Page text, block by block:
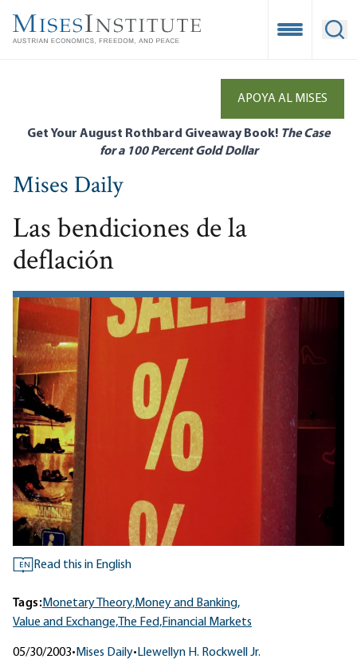
main
Open
APOYA AL MISES
Get Your August Rothbard Giveaway Book! The Case
for a 100 Percent Gold Dollar
Mises Daily
Las bendiciones de la
deflación
EN Read this in English
Tags:Monetary Theory,Money and Banking,
Value and Exchange, The Fed,Financial Markets
05/30/2003• Mises Daily• Llewellyn H. Rockwell Jr.